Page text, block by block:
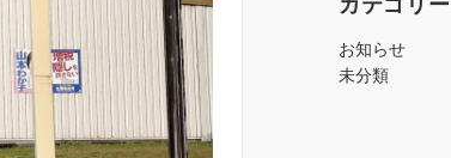
お知らせ
未分類